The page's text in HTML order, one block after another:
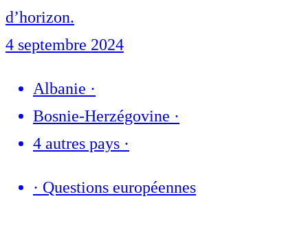
d’horizon.
4 septembre 2024
Albanie ·
Bosnie-Herzégovine ·
4 autres pays ·
· Questions européennes